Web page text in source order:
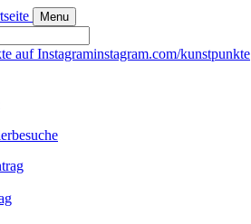
Menu
auf Instagraminstagram.com/kunstpunkte